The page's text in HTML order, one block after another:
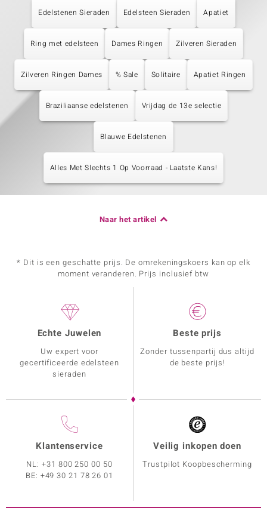
Edelstenen Sieraden Edelsteen Sieraden Apatiet
Ring met edelsteen Dames Ringen Zilveren Sieraden
Zilveren Ringen Dames % Sale Solitaire Apatiet Ringen
Braziliaanse edelstenen Vrijdag de 13e selectie
Blauwe Edelstenen
Alles Met Slechts 1 Op Voorraad - Laatste Kans!
Naar het artikel
* Dit is een geschatte prijs. De omrekeningskoers kan op elk
moment veranderen. Prijs inclusief btw
Echte Juwelen
Uw expert voor
gecertificeerde edelsteen
sieraden
Beste prijs
Zonder tussenpartij dus altijd
de beste prijs!
Klantenservice
NL:+31 800 250 00 50
BE: +49 30 21 78 26 01
Veilig inkopen doen
Trustpilot Koopbescherming